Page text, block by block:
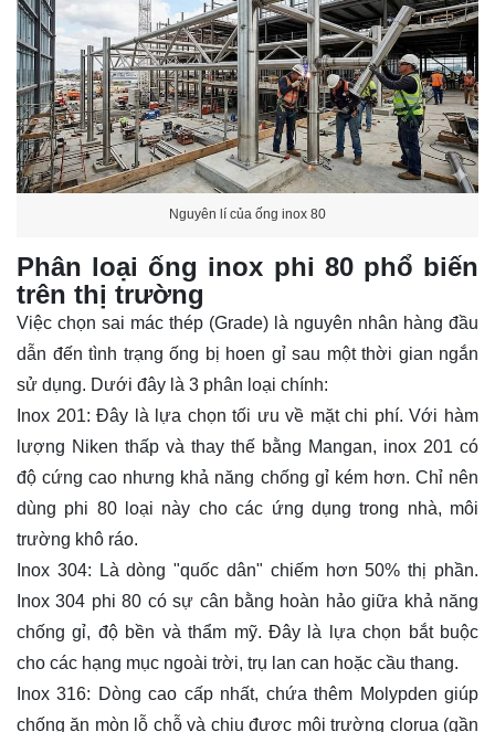
Nguyên lí của ống inox 80
Phân loại ống inox phi 80 phổ biến
trên thị trường
Việc chọn sai mác thép (Grade) là nguyên nhân hàng đầu
dẫn đến tình trạng ống bị hoen gỉ sau một thời gian ngắn
sử dụng. Dưới đây là 3 phân loại chính:
Inox 201: Đây là lựa chọn tối ưu về mặt chi phí. Với hàm
lượng Niken thấp và thay thế bằng Mangan, inox 201 có
độ cứng cao nhưng khả năng chống gỉ kém hơn. Chỉ nên
dùng phi 80 loại này cho các ứng dụng trong nhà, môi
trường khô ráo.
Inox 304: Là dòng "quốc dân" chiếm hơn 50% thị phần.
Inox 304 phi 80 có sự cân bằng hoàn hảo giữa khả năng
chống gỉ, độ bền và thẩm mỹ. Đây là lựa chọn bắt buộc
cho các hạng mục ngoài trời, trụ lan can hoặc cầu thang.
Inox 316: Dòng cao cấp nhất, chứa thêm Molypden giúp
chống ăn mòn lỗ chỗ và chịu được môi trường clorua (gần